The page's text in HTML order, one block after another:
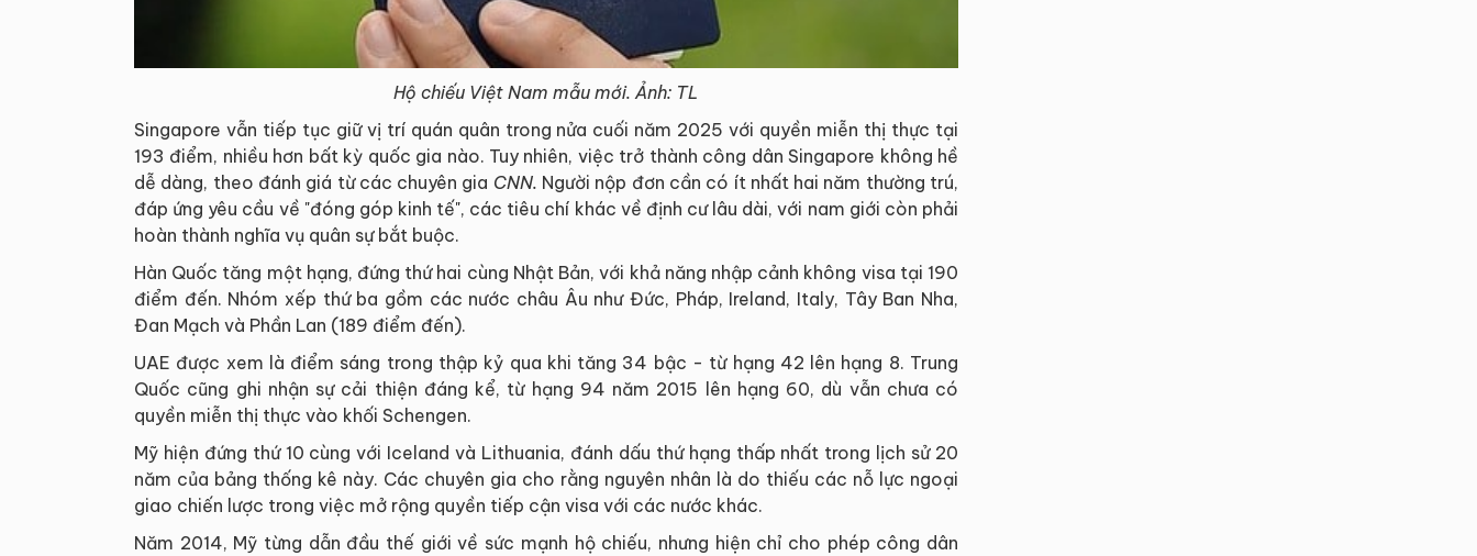
Hộ chiếu Việt Nam mẫu mới. Ảnh: TL
Singapore vẫn tiếp tục giữ vị trí quán quân trong nửa cuối năm 2025 với quyền miễn thị thực tại
193 điểm, nhiều hơn bất kỳ quốc gia nào. Tuy nhiên, việc trở thành công dân Singapore không hề
dễ dàng, theo đánh giá từ các chuyên gia CNN. Người nộp đơn cần có ít nhất hai năm thường trú,
đáp ứng yêu cầu về "đóng góp kinh tế", các tiêu chí khác về định cư lâu dài, với nam giới còn phải
hoàn thành nghĩa vụ quân sự bắt buộc.
Hàn Quốc tăng một hạng, đứng thứ hai cùng Nhật Bản, với khả năng nhập cảnh không visa tại 190
điểm đến. Nhóm xếp thứ ba gồm các nước châu Âu như Đức, Pháp, Ireland, Italy, Tây Ban Nha,
Đan Mạch và Phần Lan (189 điểm đến).
UAE được xem là điểm sáng trong thập kỷ qua khi tăng 34 bậc - từ hạng 42 lên hạng 8. Trung
Quốc cũng ghi nhận sự cải thiện đáng kể, từ hạng 94 năm 2015 lên hạng 60, dù vẫn chưa có
quyền miễn thị thực vào khối Schengen.
Mỹ hiện đứng thứ 10 cùng với Iceland và Lithuania, đánh dấu thứ hạng thấp nhất trong lịch sử 20
năm của bảng thống kê này. Các chuyên gia cho rằng nguyên nhân là do thiếu các nỗ lực ngoại
giao chiến lược trong việc mở rộng quyền tiếp cận visa với các nước khác.
Năm 2014, Mỹ từng dẫn đầu thế giới về sức mạnh hộ chiếu, nhưng hiện chỉ cho phép công dân